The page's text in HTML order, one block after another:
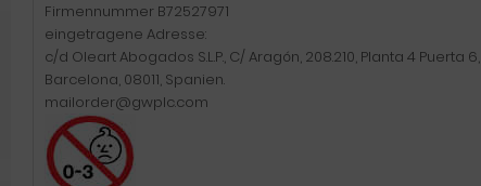
Firmennummer B72527971
eingetragene Adresse:
c/d Oleart Abogados S.L.P., C/ Aragón, 208.210, Planta 4 Puerta 6,
Barcelona, 08011, Spanien.
mailorder@gwplc.com